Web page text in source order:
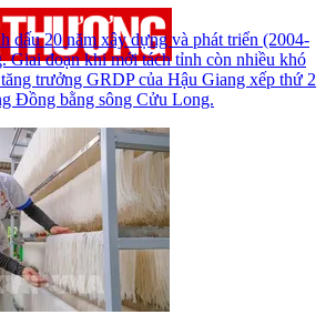
dấu 20 năm xây dựng và phát triển (2004-
Giai đoạn khi mới tách tỉnh còn nhiều khó
trưởng GRDP của Hậu Giang xếp thứ 2
Đồng bằng sông Cửu Long.